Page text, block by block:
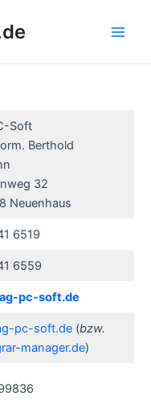
Soft
Berthold
32
Neuenhaus
6519
6559
pc-soft.de
pc-soft.de (bzw.
manager.de)